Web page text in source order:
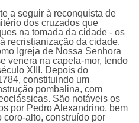
a seguir à reconquista de
dos cruzados que
na tomada da cidade - os
recristianização da cidade.
Igreja de Nossa Senhora
venera na capela-mor, tendo
XIII. Depois do
constituindo um
pombalina, com
São notáveis os
por Pedro Alexandrino, bem
coro-alto, construído por